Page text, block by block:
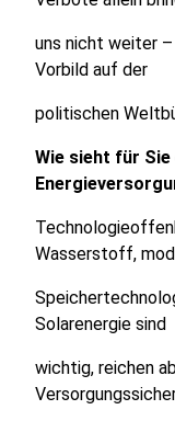
uns nicht weiter –
Vorbild auf der
politischen
Wie sieht für Sie
Wasserstoff,
Solarenergie sind
wichtig, reichen